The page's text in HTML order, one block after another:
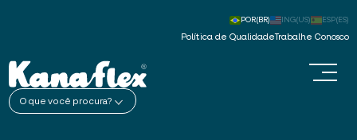
Política de Qualidade Trabalhe Conosco
POR(BR) ING(US) ESP(ES)
O que você procura?